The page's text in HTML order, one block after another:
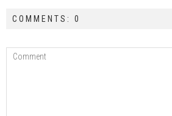
COMMENTS: 0